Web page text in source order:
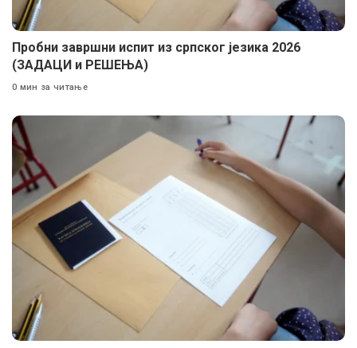
Пробни завршни испит из српског језика 2026
(ЗАДАЦИ и РЕШЕЊА)
0 мин за читање